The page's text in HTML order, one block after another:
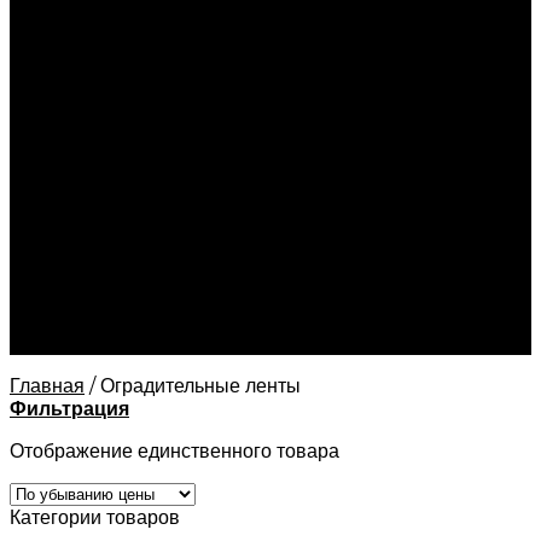
Главная /Оградительные ленты
Фильтрация
Отображение единственного товара
Категории товаров